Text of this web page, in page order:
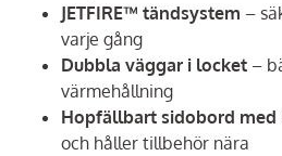
JETFIRE™ tändsystem –
varje gång
Dubbla väggar i locket –
värmehållning
Hopfällbart sidobord med
och håller tillbehör nära